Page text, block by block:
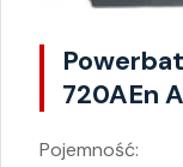
720AEn
Pojemność: